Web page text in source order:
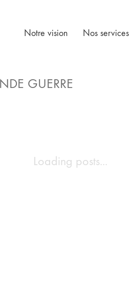
Notre vision Nos services
GUERRE
Loading posts...